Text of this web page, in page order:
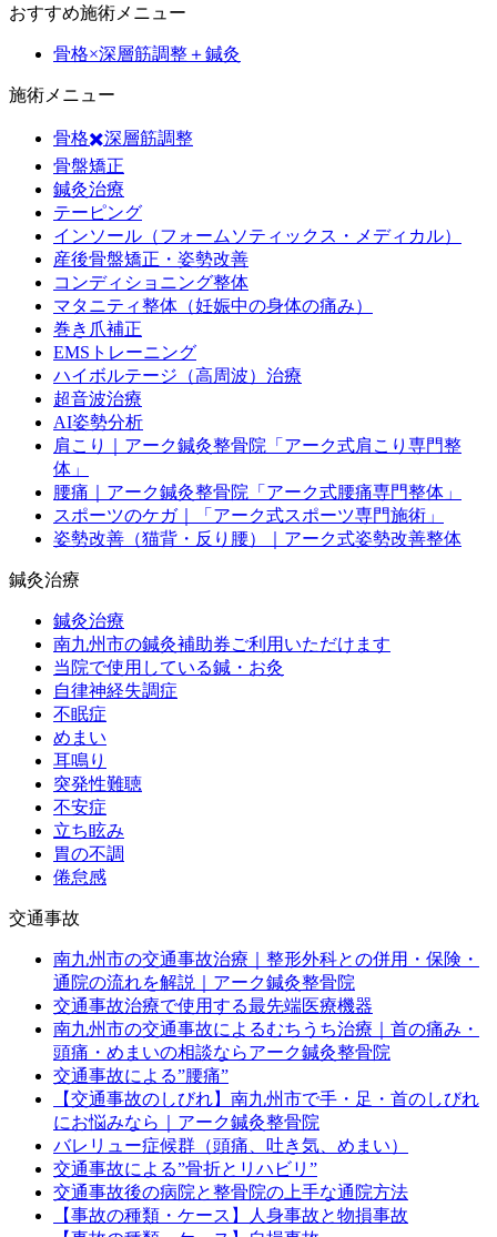
おすすめ施術メニュー
骨格×深層筋調整＋鍼灸
施術メニュー
骨格✖️深層筋調整
骨盤矯正
鍼灸治療
テーピング
インソール（フォームソティックス・メディカル）
産後骨盤矯正・姿勢改善
コンディショニング整体
マタニティ整体（妊娠中の身体の痛み）
巻き爪補正
EMSトレーニング
ハイボルテージ（高周波）治療
超音波治療
AI姿勢分析
肩こり｜アーク鍼灸整骨院「アーク式肩こり専門整
体」
腰痛｜アーク鍼灸整骨院「アーク式腰痛専門整体」
スポーツのケガ｜「アーク式スポーツ専門施術」
姿勢改善（猫背・反り腰）｜アーク式姿勢改善整体
鍼灸治療
鍼灸治療
南九州市の鍼灸補助券ご利用いただけます
当院で使用している鍼・お灸
自律神経失調症
不眠症
めまい
耳鳴り
突発性難聴
不安症
立ち眩み
胃の不調
倦怠感
交通事故
南九州市の交通事故治療｜整形外科との併用・保険・
通院の流れを解説｜アーク鍼灸整骨院
交通事故治療で使用する最先端医療機器
南九州市の交通事故によるむちうち治療｜首の痛み・
頭痛・めまいの相談ならアーク鍼灸整骨院
交通事故による”腰痛”
【交通事故のしびれ】南九州市で手・足・首のしびれ
にお悩みなら｜アーク鍼灸整骨院
バレリュー症候群（頭痛、吐き気、めまい）
交通事故による”骨折とリハビリ”
交通事故後の病院と整骨院の上手な通院方法
【事故の種類・ケース】人身事故と物損事故